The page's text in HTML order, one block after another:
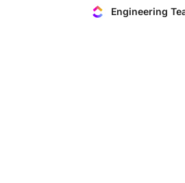
Engineering